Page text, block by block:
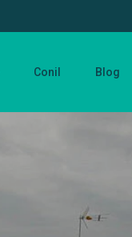
Conil Blog